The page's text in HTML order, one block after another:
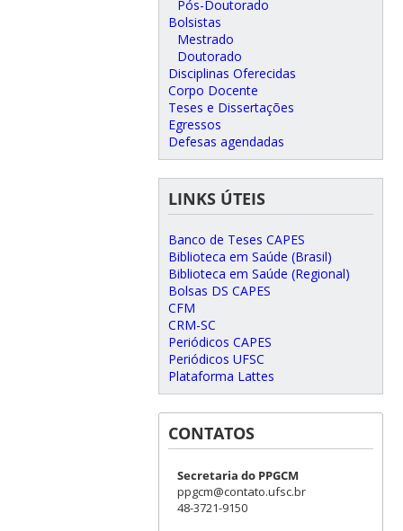
Pós-Doutorado
Bolsistas
Mestrado
Doutorado
Disciplinas Oferecidas
Corpo Docente
Teses e Dissertações
Egressos
Defesas agendadas
LINKS ÚTEIS
Banco de Teses CAPES
Biblioteca em Saúde (Brasil)
Biblioteca em Saúde (Regional)
Bolsas DS CAPES
CFM
CRM-SC
Periódicos CAPES
Periódicos UFSC
Plataforma Lattes
CONTATOS
Secretaria do PPGCM
ppgcm@contato.ufsc.br
48-3721-9150